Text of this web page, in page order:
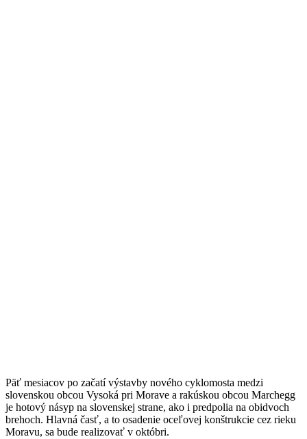
Päť mesiacov po začatí výstavby nového cyklomosta medzi
slovenskou obcou Vysoká pri Morave a rakúskou obcou Marchegg
je hotový násyp na slovenskej strane, ako i predpolia na obidvoch
brehoch. Hlavná časť, a to osadenie oceľovej konštrukcie cez rieku
Moravu, sa bude realizovať v októbri.